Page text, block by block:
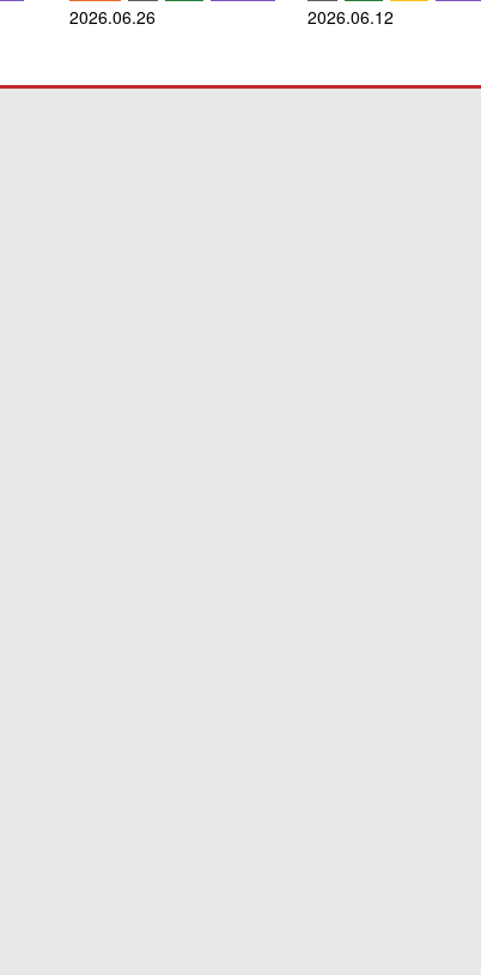
2026.06.26 2026.06.12